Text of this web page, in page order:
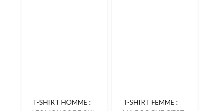
T-SHIRT HOMME :
T-SHIRT FEMME :